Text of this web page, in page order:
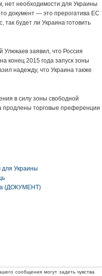
нет необходимости для Украины
то документ — это прерогатива ЕС
будет ли Украина готовить
Улюкаев заявил, что Россия
конец 2015 года запуск зоны
надежду, что Украина также
в силу зоны свободной
продлены торговые преференции
для Украины
(ДОКУМЕНТ)
сообщения могут задеть чувства